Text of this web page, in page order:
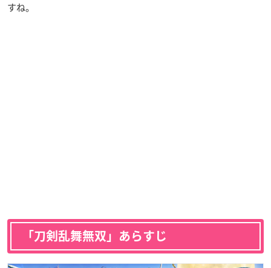
すね。
「刀剣乱舞無双」あらすじ